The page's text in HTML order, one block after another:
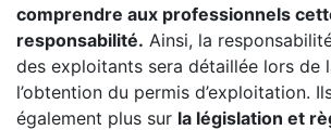
comprendre aux professionnels
responsabilité. Ainsi, la
des exploitants sera détaillée lors de
l’obtention du permis d’exploitation.
également plus sur la législation et